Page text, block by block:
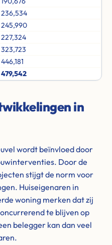
in
wordt beïnvloed door
Door de
stijgt de norm voor
Huiseigenaren in
woning merken dat zij
te blijven op
belegger kan dan veel